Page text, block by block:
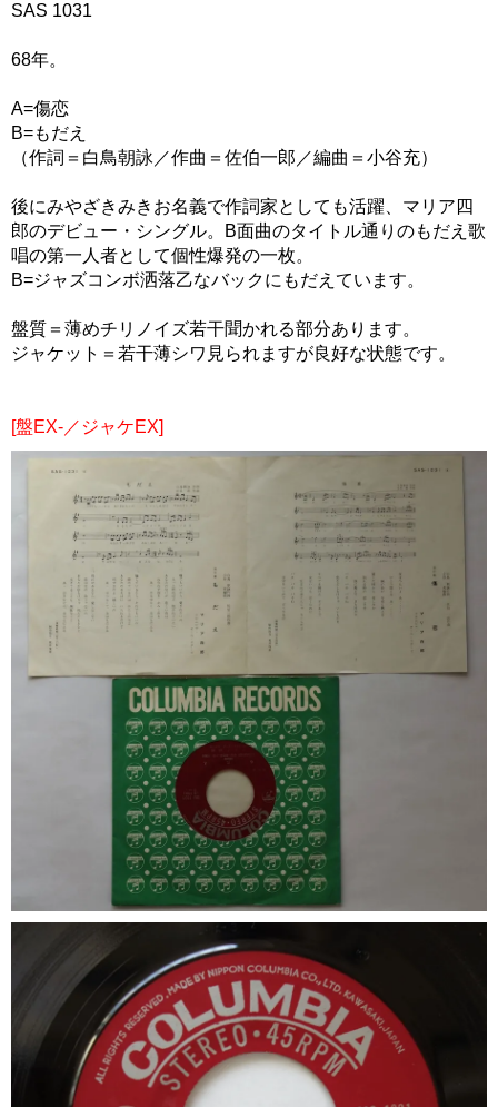
SAS 1031
68年。
A=傷恋
B=もだえ
（作詞＝白鳥朝詠／作曲＝佐伯一郎／編曲＝小谷充）
後にみやざきみきお名義で作詞家としても活躍、マリア四
郎のデビュー・シングル。B面曲のタイトル通りのもだえ歌
唱の第一人者として個性爆発の一枚。
B=ジャズコンボ洒落乙なバックにもだえています。
盤質＝薄めチリノイズ若干聞かれる部分あります。
ジャケット＝若干薄シワ見られますが良好な状態です。
[盤EX-／ジャケEX]